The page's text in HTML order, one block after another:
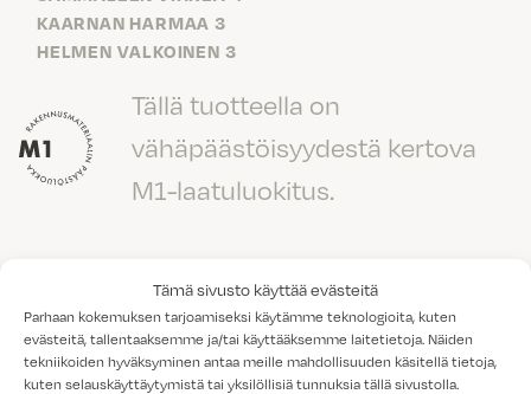
Tämä sivusto käyttää evästeitä
Parhaan kokemuksen tarjoamiseksi käytämme teknologioita, kuten
evästeitä, tallentaaksemme ja/tai käyttääksemme laitetietoja. Näiden
tekniikoiden hyväksyminen antaa meille mahdollisuuden käsitellä tietoja,
kuten selauskäyttäytymistä tai yksilöllisiä tunnuksia tällä sivustolla.
KAARNAN HARMAA 3
HELMEN VALKOINEN 3
Tällä tuotteella on
vähäpäästöisyydestä kertova
M1-laatuluokitus.
Lisää tuotteita: